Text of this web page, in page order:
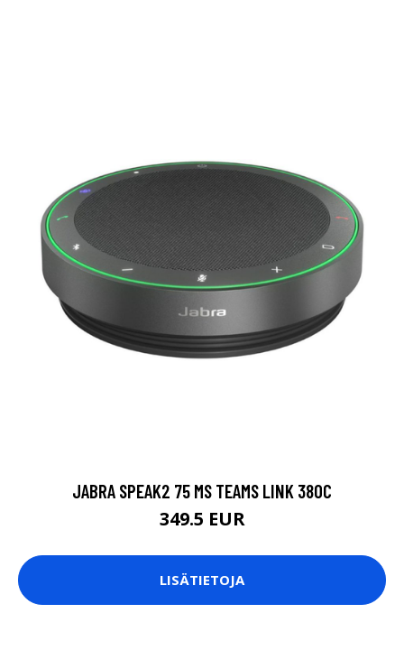
JABRA SPEAK2 75 MS TEAMS LINK 380C
349.5 EUR
LISÄTIETOJA